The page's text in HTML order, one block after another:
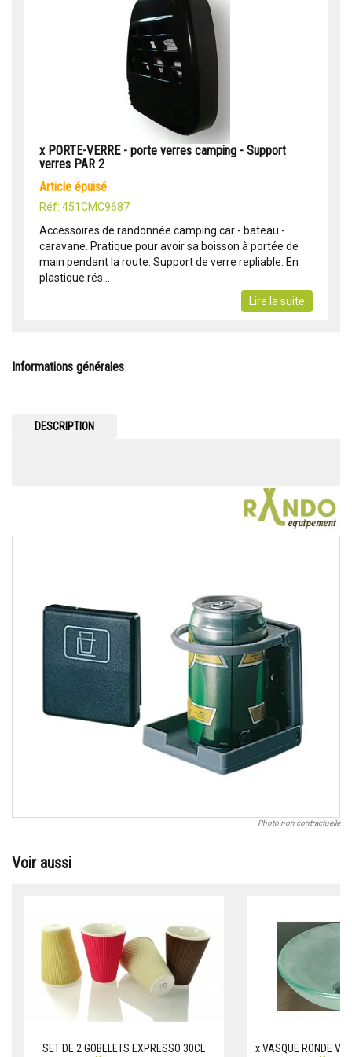
x PORTE-VERRE - porte verres camping - Support
verres PAR 2
article épuisé
Réf: 451CMC9687
Accessoires de randonnée camping car - bateau -
caravane. Pratique pour avoir sa boisson à portée de
main pendant la route. Support de verre repliable. En
plastique rés...
Lire la suite
Informations générales
DESCRIPTION
Photo non contractuelle
Voir aussi
SET DE 2 GOBELETS EXPRESSO 30CL x VASQUE RONDE